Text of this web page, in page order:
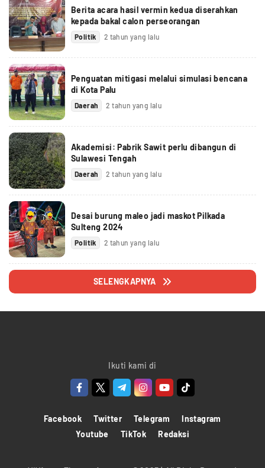
Berita acara hasil vermin kedua diserahkan
kepada bakal calon perseorangan
Politik 2 tahun yang lalu
Penguatan mitigasi melalui simulasi bencana
di Kota Palu
Daerah 2 tahun yang lalu
Akademisi: Pabrik Sawit perlu dibangun di
Sulawesi Tengah
Daerah 2 tahun yang lalu
Desai burung maleo jadi maskot Pilkada
Sulteng 2024
Politik 2 tahun yang lalu
SELENGKAPNYA
Ikuti kami di
Facebook Twitter Telegram
Instagram
Youtube
TikTok Redaksi